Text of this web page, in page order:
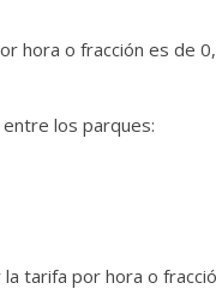
hora o fracción es de
los parques:
tarifa por hora o